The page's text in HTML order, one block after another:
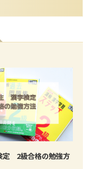
2級合格の勉強方